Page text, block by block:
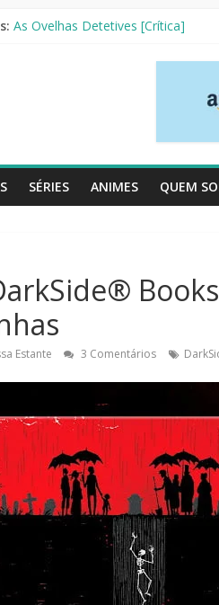
O Pistoleiro [Resenha Literária]
Mestres do Universo [Crtítica]
SÉRIES ANIMES QUEM
Estante 3 Comentários